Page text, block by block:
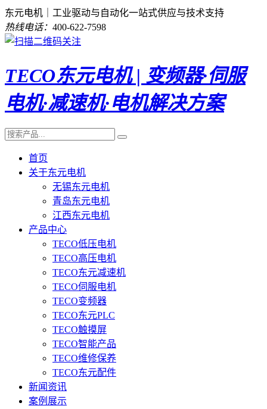
东元电机｜工业驱动与自动化一站式供应与技术支持
热线电话： 400-622-7598
TECO东元电机 | 变频器·伺服
电机·减速机·电机解决方案
首页
关于东元电机
无锡东元电机
青岛东元电机
江西东元电机
产品中心
TECO低压电机
TECO高压电机
TECO东元减速机
TECO伺服电机
TECO变频器
TECO东元PLC
TECO触摸屏
TECO智能产品
TECO维修保养
TECO东元配件
新闻资讯
案例展示